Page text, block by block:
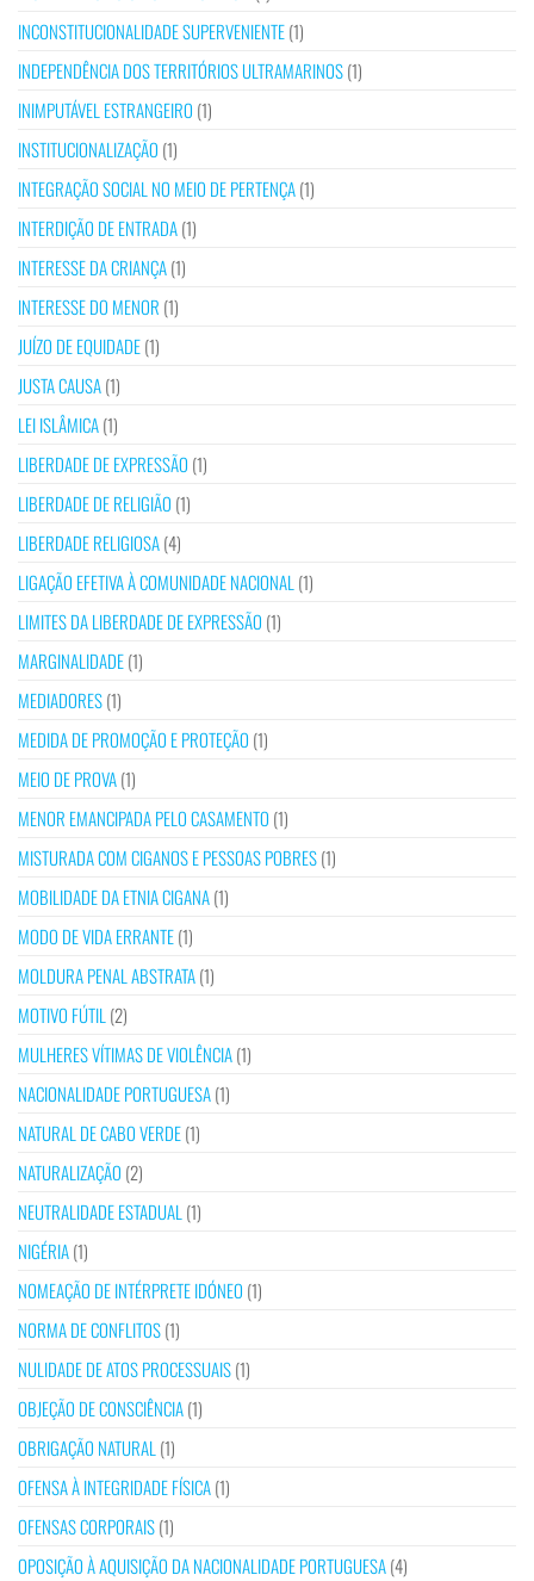
INCONSTITUCIONALIDADE SUPERVENIENTE(1)
INDEPENDÊNCIA DOS TERRITÓRIOS ULTRAMARINOS(1)
INIMPUTÁVEL ESTRANGEIRO (1)
INSTITUCIONALIZAÇÃO (1)
INTEGRAÇÃO SOCIAL NO MEIO DE PERTENÇA(1)
INTERDIÇÃO DE ENTRADA(1)
INTERESSE DA CRIANÇA(1)
INTERESSE DO MENOR (1)
JUÍZO DE EQUIDADE(1)
JUSTA CAUSA(1)
LEI ISLÂMICA(1)
LIBERDADE DE EXPRESSÃO (1)
LIBERDADE DE RELIGIÃO (1)
LIBERDADE RELIGIOSA(4)
LIGAÇÃO EFETIVA À COMUNIDADE NACIONAL (1)
LIMITES DA LIBERDADE DE EXPRESSÃO (1)
MARGINALIDADE(1)
MEDIADORES(1)
MEDIDA DE PROMOÇÃO E PROTEÇÃO (1)
MEIO DE PROVA(1)
MENOR EMANCIPADA PELO CASAMENTO (1)
MISTURADA COM CIGANOS E PESSOAS POBRES(1)
MOBILIDADE DA ETNIA CIGANA(1)
MODO DE VIDA ERRANTE(1)
MOLDURA PENAL ABSTRATA(1)
MOTIVO FÚTIL (2)
MULHERES VÍTIMAS DE VIOLÊNCIA(1)
NACIONALIDADE PORTUGUESA(1)
NATURAL DE CABO VERDE(1)
NATURALIZAÇÃO (2)
NEUTRALIDADE ESTADUAL (1)
NIGÉRIA(1)
NOMEAÇÃO DE INTÉRPRETE IDÓNEO (1)
NORMA DE CONFLITOS(1)
NULIDADE DE ATOS PROCESSUAIS(1)
OBJEÇÃO DE CONSCIÊNCIA(1)
OBRIGAÇÃO NATURAL (1)
OFENSA À INTEGRIDADE FÍSICA(1)
OFENSAS CORPORAIS(1)
OPOSIÇÃO À AQUISIÇÃO DA NACIONALIDADE PORTUGUESA(4)